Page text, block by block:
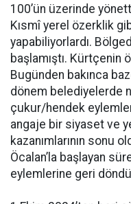
100’ün üzerinde
Kısmî yerel özerklik
yapabiliyorlardı.
başlamıştı. Kürtçenin
Bugünden bakınca
dönem belediyelerde
çukur/hendek
angaje bir siyaset ve
kazanımlarının sonu
Öcalan’la başlayan
eylemlerine geri